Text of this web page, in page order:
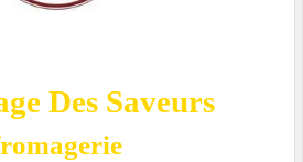
Des Saveurs